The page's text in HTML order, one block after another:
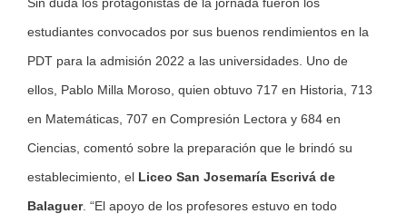
estudiantes convocados por sus buenos rendimientos en la
PDT para la admisión 2022 a las universidades. Uno de
ellos, Pablo Milla Moroso, quien obtuvo 717 en Historia, 713
en Matemáticas, 707 en Compresión Lectora y 684 en
Ciencias, comentó sobre la preparación que le brindó su
establecimiento, el Liceo San Josemaría Escrivá de
Balaguer. “El apoyo de los profesores estuvo en todo